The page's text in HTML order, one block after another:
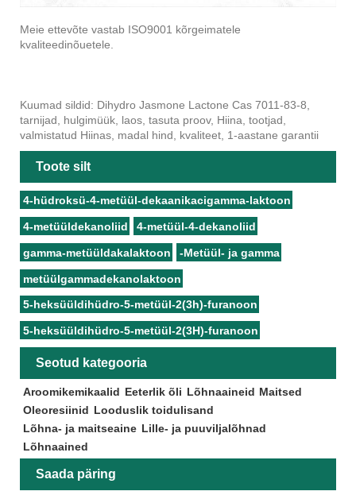
Meie ettevõte vastab ISO9001 kõrgeimatele
kvaliteedinõuetele.
Kuumad sildid: Dihydro Jasmone Lactone Cas 7011-83-8,
tarnijad, hulgimüük, laos, tasuta proov, Hiina, tootjad,
valmistatud Hiinas, madal hind, kvaliteet, 1-aastane garantii
Toote silt
4-hüdroksü-4-metüül-dekaanikacigamma-laktoon
4-metüüldekanoliid 4-metüül-4-dekanoliid
gamma-metüüldakalaktoon -Metüül- ja gamma
metüülgammadekanolaktoon
5-heksüüldihüdro-5-metüül-2(3h)-furanoon
5-heksüüldihüdro-5-metüül-2(3H)-furanoon
Seotud kategooria
Aroomikemikaalid Eeterlik õli Lõhnaaineid Maitsed
Oleoresiinid Looduslik toidulisand
Lõhna- ja maitseaine Lille- ja puuviljalõhnad
Lõhnaained
Saada päring